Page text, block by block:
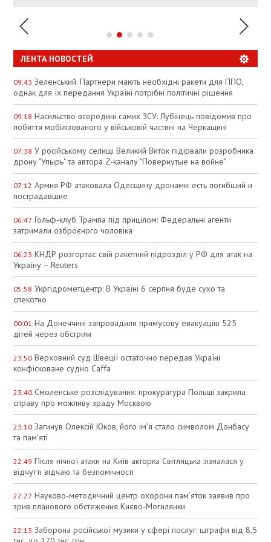
ЛЕНТА НОВОСТЕЙ
09:43 Зеленський: Партнери мають необхідні ракети для ППО,
однак для їх передання Україні потрібні політичні рішення
09:18 Насильство всередині самих ЗСУ: Лубінець повідомив про
побиття мобілізованого у військовій частині на Черкащині
07:38 У російському селищі Великий Виток підірвали розробника
дрону "Упырь" та автора Z-каналу "Повернутые на войне"
07:12 Армия РФ атаковала Одесщину дронами: есть погибший и
пострадавшие
06:47 Гольф-клуб Трампа під прицілом: Федеральні агенти
затримали озброєного чоловіка
06:23 КНДР розгортає свій ракетний підрозділ у РФ для атак на
Україну – Reuters
05:58 Укргідрометцентр: В Україні 6 серпня буде сухо та
спекотно
00:01 На Донеччині запровадили примусову евакуацію 525
дітей через обстріли
23:50 Верховний суд Швеції остаточно передав Україні
конфісковане судно Caffa
23:40 Смоленське розслідування: прокуратура Польщі закрила
справу про можливу зраду Москвою
23:10 Загинув Олексій Юков, його ім’я стало символом Донбасу
та пам’яті
22:49 Після нічної атаки на Київ акторка Світлицька зізналася у
відчутті відчаю та безпомічності
22:27 Науково‑методичний центр охорони пам’яток заявив про
зрив планового обстеження Києво‑Могилянки
22:13 Заборона російської музики у сфері послуг: штрафи від 8,5